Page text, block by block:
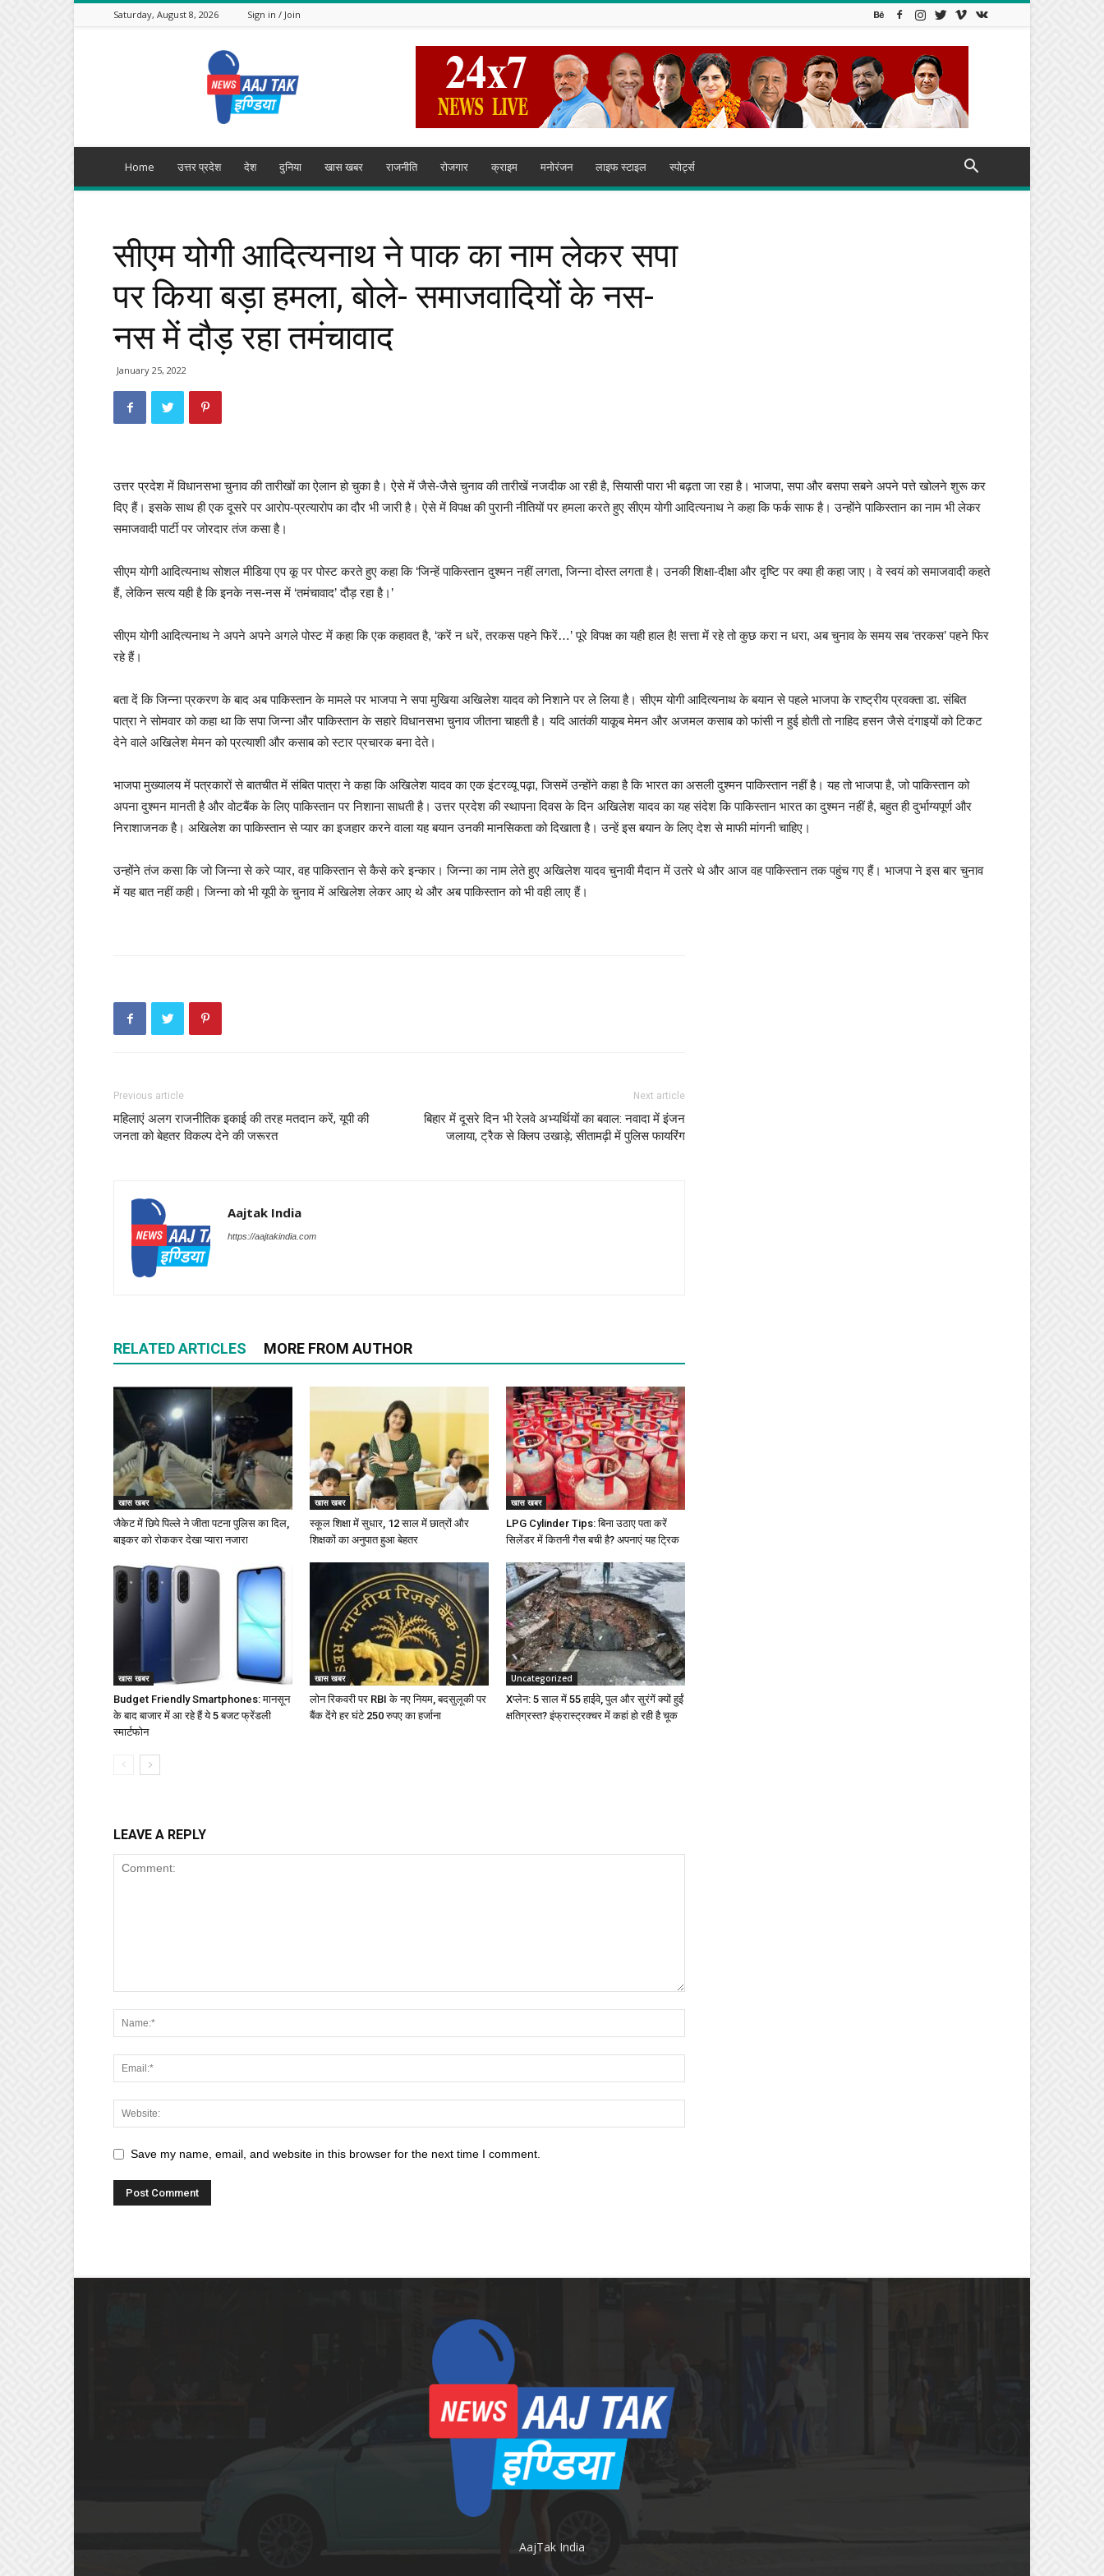
Saturday, August 8, 2026 Sign in / Join
India
Home उत्तर प्रदेश देश दुनिया खास खबर राजनीति रोजगार क्राइम मनोरंजन लाइफ स्टाइल स्पोर्ट्स
सीएम योगी आदित्यनाथ ने पाक का नाम लेकर सपा
पर किया बड़ा हमला, बोले- समाजवादियों के नस-
नस में दौड़ रहा तमंचावाद
January 25, 2022
उत्तर प्रदेश में विधानसभा चुनाव की तारीखों का ऐलान हो चुका है। ऐसे में जैसे-जैसे चुनाव की तारीखें नजदीक आ रही है, सियासी पारा भी बढ़ता जा रहा है। भाजपा, सपा और बसपा सबने अपने पत्ते खोलने शुरू कर
दिए हैं। इसके साथ ही एक दूसरे पर आरोप-प्रत्यारोप का दौर भी जारी है। ऐसे में विपक्ष की पुरानी नीतियों पर हमला करते हुए सीएम योगी आदित्यनाथ ने कहा कि फर्क साफ है। उन्होंने पाकिस्तान का नाम भी लेकर
समाजवादी पार्टी पर जोरदार तंज कसा है।
सीएम योगी आदित्यनाथ सोशल मीडिया एप कू पर पोस्ट करते हुए कहा कि ‘जिन्हें पाकिस्तान दुश्मन नहीं लगता, जिन्ना दोस्त लगता है। उनकी शिक्षा-दीक्षा और दृष्टि पर क्या ही कहा जाए। वे स्वयं को समाजवादी कहते
हैं, लेकिन सत्य यही है कि इनके नस-नस में ‘तमंचावाद’ दौड़ रहा है।’
सीएम योगी आदित्यनाथ ने अपने अपने अगले पोस्ट में कहा कि एक कहावत है, ‘करें न धरें, तरकस पहने फिरें…’ पूरे विपक्ष का यही हाल है! सत्ता में रहे तो कुछ करा न धरा, अब चुनाव के समय सब ‘तरकस’ पहने फिर
रहे हैं।
बता दें कि जिन्ना प्रकरण के बाद अब पाकिस्तान के मामले पर भाजपा ने सपा मुखिया अखिलेश यादव को निशाने पर ले लिया है। सीएम योगी आदित्यनाथ के बयान से पहले भाजपा के राष्ट्रीय प्रवक्ता डा. संबित
पात्रा ने सोमवार को कहा था कि सपा जिन्ना और पाकिस्तान के सहारे विधानसभा चुनाव जीतना चाहती है। यदि आतंकी याकूब मेमन और अजमल कसाब को फांसी न हुई होती तो नाहिद हसन जैसे दंगाइयों को टिकट
देने वाले अखिलेश मेमन को प्रत्याशी और कसाब को स्टार प्रचारक बना देते।
भाजपा मुख्यालय में पत्रकारों से बातचीत में संबित पात्रा ने कहा कि अखिलेश यादव का एक इंटरव्यू पढ़ा, जिसमें उन्होंने कहा है कि भारत का असली दुश्मन पाकिस्तान नहीं है। यह तो भाजपा है, जो पाकिस्तान को
अपना दुश्मन मानती है और वोटबैंक के लिए पाकिस्तान पर निशाना साधती है। उत्तर प्रदेश की स्थापना दिवस के दिन अखिलेश यादव का यह संदेश कि पाकिस्तान भारत का दुश्मन नहीं है, बहुत ही दुर्भाग्यपूर्ण और
निराशाजनक है। अखिलेश का पाकिस्तान से प्यार का इजहार करने वाला यह बयान उनकी मानसिकता को दिखाता है। उन्हें इस बयान के लिए देश से माफी मांगनी चाहिए।
उन्होंने तंज कसा कि जो जिन्ना से करे प्यार, वह पाकिस्तान से कैसे करे इन्कार। जिन्ना का नाम लेते हुए अखिलेश यादव चुनावी मैदान में उतरे थे और आज वह पाकिस्तान तक पहुंच गए हैं। भाजपा ने इस बार चुनाव
में यह बात नहीं कही। जिन्ना को भी यूपी के चुनाव में अखिलेश लेकर आए थे और अब पाकिस्तान को भी वही लाए हैं।
Previous article
महिलाएं अलग राजनीतिक इकाई की तरह मतदान करें, यूपी की
जनता को बेहतर विकल्प देने की जरूरत
Next article
बिहार में दूसरे दिन भी रेलवे अभ्‍यर्थियों का बवाल: नवादा में इंजन
जलाया, ट्रैक से क्लिप उखाड़े; सीतामढ़ी में पुलिस फायरिंग
Aajtak India
https://aajtakindia.com
RELATED ARTICLES MORE FROM AUTHOR
खास खबर
जैकेट में छिपे पिल्ले ने जीता पटना पुलिस का दिल,
बाइकर को रोककर देखा प्यारा नजारा
खास खबर
स्कूल शिक्षा में सुधार, 12 साल में छात्रों और
शिक्षकों का अनुपात हुआ बेहतर
खास खबर
LPG Cylinder Tips: बिना उठाए पता करें
सिलेंडर में कितनी गैस बची है? अपनाएं यह ट्रिक
खास खबर
Budget Friendly Smartphones: मानसून
के बाद बाजार में आ रहे हैं ये 5 बजट फ्रेंडली
स्मार्टफोन
खास खबर
लोन रिकवरी पर RBI के नए नियम, बदसुलूकी पर
बैंक देंगे हर घंटे 250 रुपए का हर्जाना
Uncategorized
Xप्लेन: 5 साल में 55 हाईवे, पुल और सुरंगें क्यों हुईं
क्षतिग्रस्त? इंफ्रास्ट्रक्चर में कहां हो रही है चूक
LEAVE A REPLY
Save my name, email, and website in this browser for the next time I comment.
AajTak India